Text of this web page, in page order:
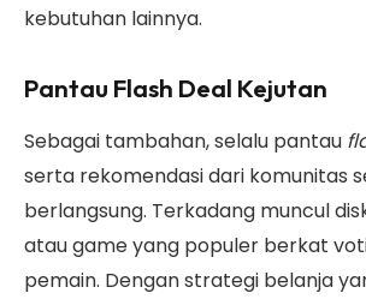
kebutuhan lainnya.
Pantau Flash Deal Kejutan
Sebagai tambahan, selalu pantau
serta rekomendasi dari komunitas
berlangsung. Terkadang muncul
atau game yang populer berkat
pemain. Dengan strategi belanja